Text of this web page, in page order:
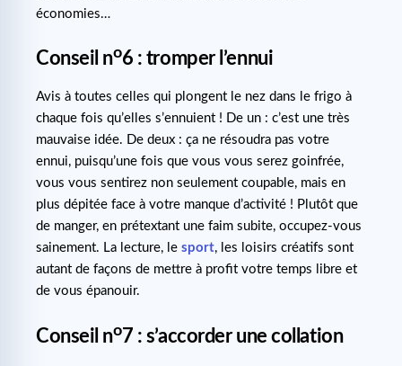
économies…
Conseil no6 : tromper l’ennui
Avis à toutes celles qui plongent le nez dans le frigo à
chaque fois qu’elles s’ennuient ! De un : c’est une très
mauvaise idée. De deux : ça ne résoudra pas votre
ennui, puisqu’une fois que vous vous serez goinfrée,
vous vous sentirez non seulement coupable, mais en
plus dépitée face à votre manque d’activité ! Plutôt que
de manger, en prétextant une faim subite, occupez-vous
sainement. La lecture, le sport, les loisirs créatifs sont
autant de façons de mettre à profit votre temps libre et
de vous épanouir.
Conseil no7 : s’accorder une collation